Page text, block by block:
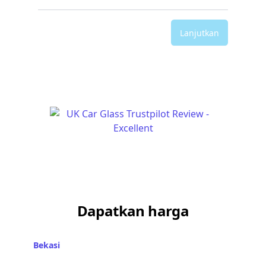
Lanjutkan
Dapatkan harga
Bekasi